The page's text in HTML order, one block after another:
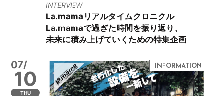
INTERVIEW
La.mamaリアルタイムクロニクル
La.mamaで過ぎた時間を振り返り、
未来に積み上げていくための特集企画
07/
10
THU